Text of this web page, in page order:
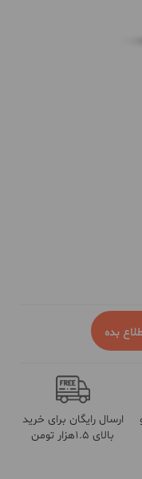
بده
ارسال رایگان برای خرید
بالای 1.5هزار تومن